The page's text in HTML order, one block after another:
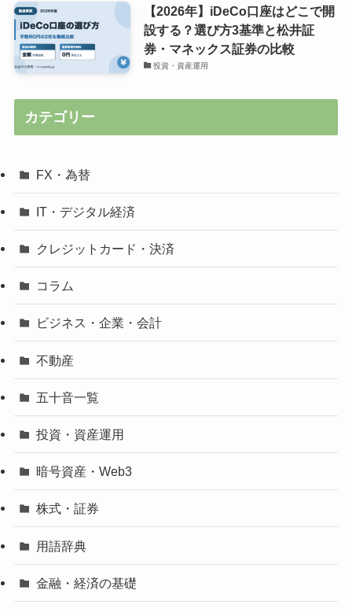
【2026年】iDeCo口座はどこで開
設する？選び方3基準と松井証
券・マネックス証券の比較
投資・資産運用
カテゴリー
FX・為替
IT・デジタル経済
クレジットカード・決済
コラム
ビジネス・企業・会計
不動産
五十音一覧
投資・資産運用
暗号資産・Web3
株式・証券
用語辞典
金融・経済の基礎